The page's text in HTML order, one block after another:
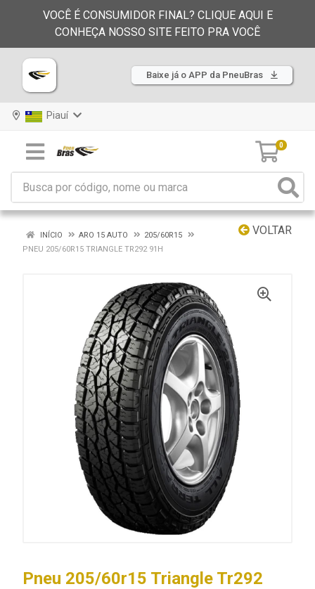
VOCÊ É CONSUMIDOR FINAL? CLIQUE AQUI E
CONHEÇA NOSSO SITE FEITO PRA VOCÊ
Baixe já o APP da PneuBras
Piauí
0
VOLTAR
INÍCIO ARO 15 AUTO
205/60R15
PNEU 205/60R15 TRIANGLE TR292 91H
Pneu 205/60r15 Triangle Tr292